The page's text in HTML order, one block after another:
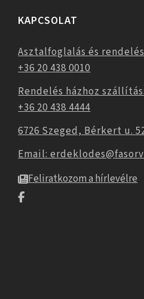
KAPCSOLAT
Asztalfoglalás és
+36 20 438 0010
Rendelés házhoz
+36 20 438 4444
6726 Szeged, Bérkert u.
Email:
Feliratkozom a hírlevélre